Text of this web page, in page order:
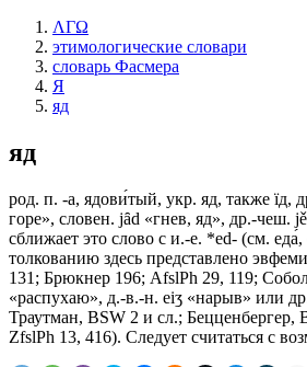
ΛΓΩ
этимологические словари
словарь Фасмера
Я
яд
яд
род. п. -а, ядови́тый, укр. яд, также ïд,
горе», словен. jȃd «гнев, яд», др.-чеш.
сближает это слово с и.-е. *еd- (см.
толкованию здесь представлено
131; Брюкнер 196; AfslPh 29, 119;
«распухаю», д.-в.-н. еiʒ «нарыв» или
Траутман, ВSW 2 и сл.; Бецценбергер,
ZfslPh 13, 416). Следует считаться с